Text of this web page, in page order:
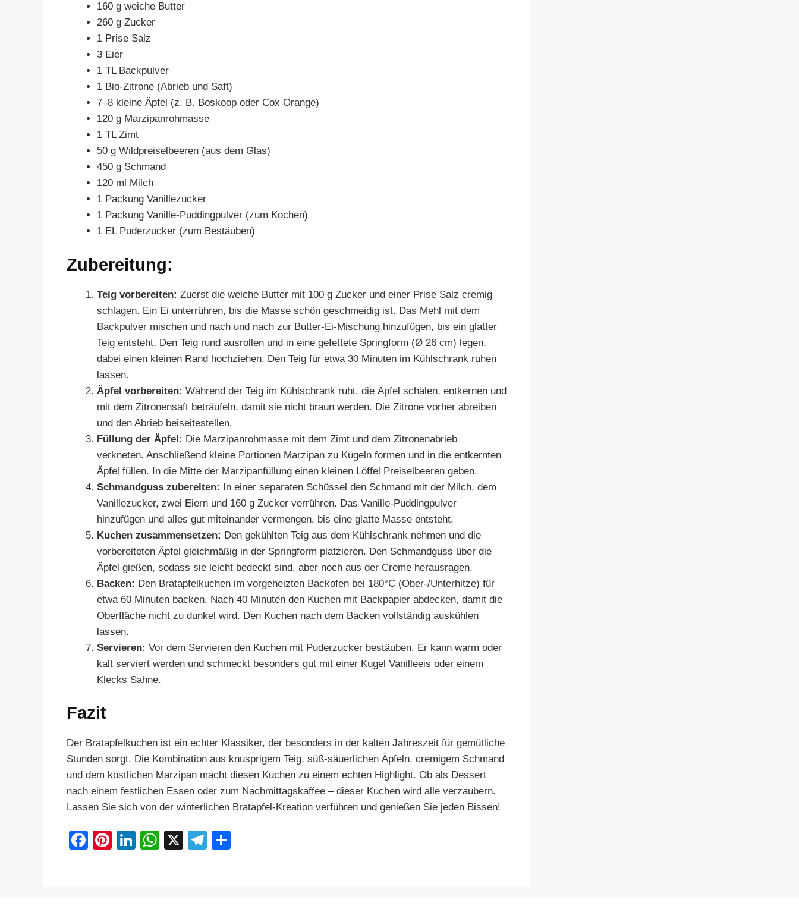
160 g weiche Butter
260 g Zucker
1 Prise Salz
3 Eier
1 TL Backpulver
1 Bio-Zitrone (Abrieb und Saft)
7–8 kleine Äpfel (z. B. Boskoop oder Cox Orange)
120 g Marzipanrohmasse
1 TL Zimt
50 g Wildpreiselbeeren (aus dem Glas)
450 g Schmand
120 ml Milch
1 Packung Vanillezucker
1 Packung Vanille-Puddingpulver (zum Kochen)
1 EL Puderzucker (zum Bestäuben)
Zubereitung:
Teig vorbereiten: Zuerst die weiche Butter mit 100 g Zucker und einer Prise Salz cremig
schlagen. Ein Ei unterrühren, bis die Masse schön geschmeidig ist. Das Mehl mit dem
Backpulver mischen und nach und nach zur Butter-Ei-Mischung hinzufügen, bis ein glatter
Teig entsteht. Den Teig rund ausrollen und in eine gefettete Springform (Ø 26 cm) legen,
dabei einen kleinen Rand hochziehen. Den Teig für etwa 30 Minuten im Kühlschrank ruhen
lassen.
Äpfel vorbereiten: Während der Teig im Kühlschrank ruht, die Äpfel schälen, entkernen und
mit dem Zitronensaft beträufeln, damit sie nicht braun werden. Die Zitrone vorher abreiben
und den Abrieb beiseitestellen.
Füllung der Äpfel: Die Marzipanrohmasse mit dem Zimt und dem Zitronenabrieb
verkneten. Anschließend kleine Portionen Marzipan zu Kugeln formen und in die entkernten
Äpfel füllen. In die Mitte der Marzipanfüllung einen kleinen Löffel Preiselbeeren geben.
Schmandguss zubereiten: In einer separaten Schüssel den Schmand mit der Milch, dem
Vanillezucker, zwei Eiern und 160 g Zucker verrühren. Das Vanille-Puddingpulver
hinzufügen und alles gut miteinander vermengen, bis eine glatte Masse entsteht.
Kuchen zusammensetzen: Den gekühlten Teig aus dem Kühlschrank nehmen und die
vorbereiteten Äpfel gleichmäßig in der Springform platzieren. Den Schmandguss über die
Äpfel gießen, sodass sie leicht bedeckt sind, aber noch aus der Creme herausragen.
Backen: Den Bratapfelkuchen im vorgeheizten Backofen bei 180°C (Ober-/Unterhitze) für
etwa 60 Minuten backen. Nach 40 Minuten den Kuchen mit Backpapier abdecken, damit die
Oberfläche nicht zu dunkel wird. Den Kuchen nach dem Backen vollständig auskühlen
lassen.
Servieren: Vor dem Servieren den Kuchen mit Puderzucker bestäuben. Er kann warm oder
kalt serviert werden und schmeckt besonders gut mit einer Kugel Vanilleeis oder einem
Klecks Sahne.
Fazit
Der Bratapfelkuchen ist ein echter Klassiker, der besonders in der kalten Jahreszeit für gemütliche
Stunden sorgt. Die Kombination aus knusprigem Teig, süß-säuerlichen Äpfeln, cremigem Schmand
und dem köstlichen Marzipan macht diesen Kuchen zu einem echten Highlight. Ob als Dessert
nach einem festlichen Essen oder zum Nachmittagskaffee – dieser Kuchen wird alle verzaubern.
Lassen Sie sich von der winterlichen Bratapfel-Kreation verführen und genießen Sie jeden Bissen!
F
Pi Li
W X
T